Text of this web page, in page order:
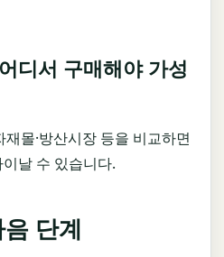
디서 구매해야 가성
몰·방산시장 등을 비교하면
날 수 있습니다.
단계